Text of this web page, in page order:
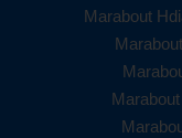
Marabout